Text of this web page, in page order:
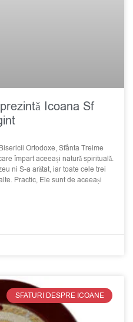
Icoana Sf
Ortodoxe, Sfânta Treime
împart aceeași natură spirituală.
ni S-a arătat, iar toate cele trei
Practic, Ele sunt de aceeași
SFATURI DESPRE ICOANE